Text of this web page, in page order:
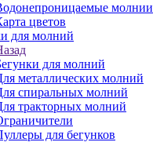
молнии
цветов
для молний
для молний
металлических молний
спиральных молний
тракторных молний
для бегунков